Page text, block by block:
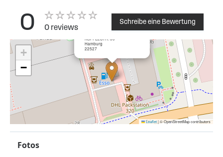
0 0 reviews
Schreibe eine Bewertung
KOPPELSTR. 30
Hamburg
22527
×
+
−
Leaflet|© OpenStreetMap contributors
Fotos